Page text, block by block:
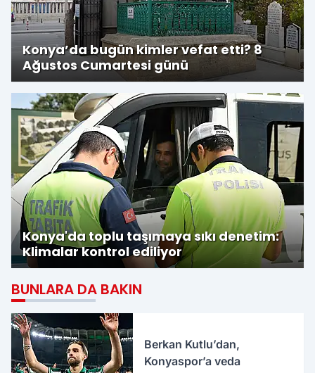
Konya’da bugün kimler vefat etti? 8
Ağustos Cumartesi günü
Konya'da toplu taşımaya sıkı denetim:
Klimalar kontrol ediliyor
BUNLARA DA BAKIN
Berkan Kutlu’dan,
Konyaspor’a veda